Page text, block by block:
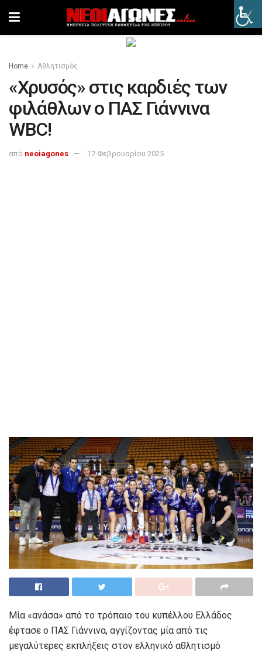
Home Αθλητισμός
«Χρυσός» στις καρδιές των
φιλάθλων ο ΠΑΣ Γιάννινα
WBC!
από neoiagones 17 Φεβρουαρίου 2025
Μία «ανάσα» από το τρόπαιο του κυπέλλου Ελλάδος
έφτασε ο ΠΑΣ Γιάννινα, αγγίζοντας μία από τις
μεγαλύτερες εκπλήξεις στον ελληνικό αθλητισμό